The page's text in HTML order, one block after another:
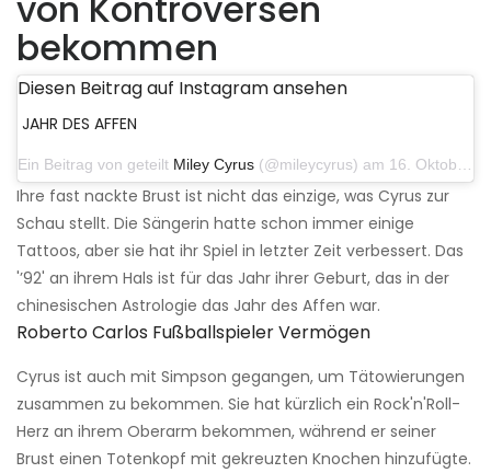
bekommen
Diesen Beitrag auf Instagram ansehen
JAHR DES AFFEN
Ein Beitrag von geteilt Miley Cyrus (@mileycyrus) am 16. Oktober 2019 um 19:04 Uhr PDT
Ihre fast nackte Brust ist nicht das einzige, was Cyrus zur
Schau stellt. Die Sängerin hatte schon immer einige
Tattoos, aber sie hat ihr Spiel in letzter Zeit verbessert. Das
'’92' an ihrem Hals ist für das Jahr ihrer Geburt, das in der
chinesischen Astrologie das Jahr des Affen war.
Roberto Carlos Fußballspieler Vermögen
Cyrus ist auch mit Simpson gegangen, um Tätowierungen
zusammen zu bekommen. Sie hat kürzlich ein Rock'n'Roll-
Herz an ihrem Oberarm bekommen, während er seiner
Brust einen Totenkopf mit gekreuzten Knochen hinzufügte.